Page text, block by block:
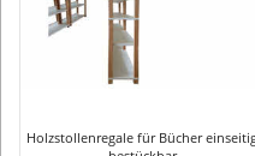
Holzstollenregale für Bücher